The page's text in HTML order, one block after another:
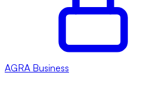
AGRA Business